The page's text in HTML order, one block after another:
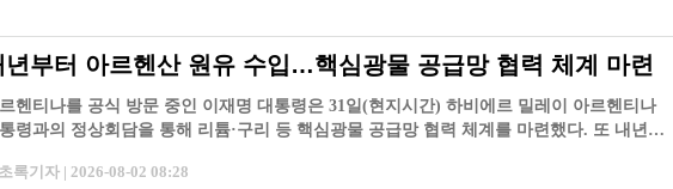
년부터 아르헨산 원유 수입…핵심광물 공급망 협력 체계 마련
헨티나를 공식 방문 중인 이재명 대통령은 31일(현지시간) 하비에르 밀레이 아르헨티나
령과의 정상회담을 통해 리튬·구리 등 핵심광물 공급망 협력 체계를 마련했다. 또 내년부
록기자 | 2026-08-02 08:28